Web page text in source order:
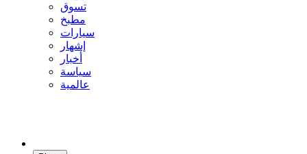
تسوق
مطبخ
سيارات
إشهار
أخبار
سياسة
عالمية